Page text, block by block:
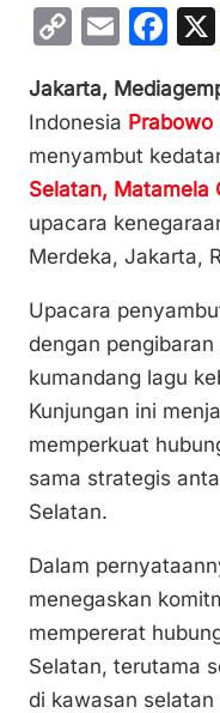
C
p
y
Li
n
k
E
ai
l
F
c
e
b
o
o
k
Jakarta,
Indonesia Prabowo
menyambut
Selatan, Matamela
upacara
Merdeka, Jakarta,
Upacara
dengan
kumandang lagu
Kunjungan ini
memperkuat
sama strategis
Selatan.
Dalam
menegaskan
mempererat
Selatan, terutama
di kawasan selatan